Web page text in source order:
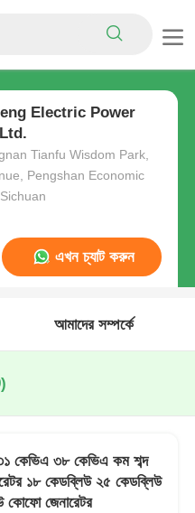
Electric Power
Tianfu Wisdom Park,
Pengshan Economic
এখন চ্যাট করুন
আমাদের সম্পর্কে
কেভিএ ৩৮ কেভিএ কম শব্দ
১৮ কেডব্লিউ ২৫ কেডব্লিউ
কোফো জেনারেটর